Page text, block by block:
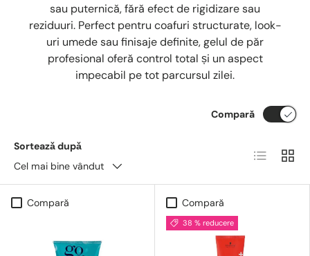
sau puternică, fără efect de rigidizare sau
reziduuri. Perfect pentru coafuri structurate, look-
uri umede sau finisaje definite, gelul de păr
profesional oferă control total și un aspect
impecabil pe tot parcursul zilei.
Sorteazǎ dupǎ
Cel mai bine vândut
Compară
Lista Grid
Compară Compară
38 % reducere